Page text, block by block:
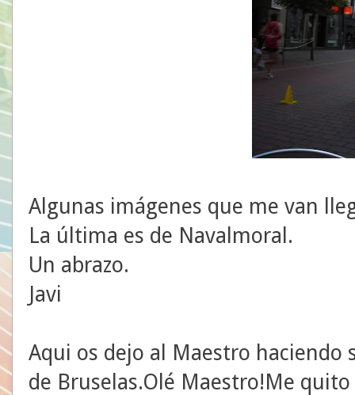
Algunas imágenes que me van
La última es de Navalmoral.
Un abrazo.
Javi
Aqui os dejo al Maestro
de Bruselas.Olé Maestro!Me